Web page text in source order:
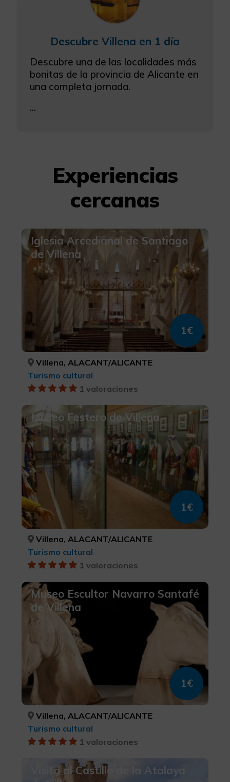
Descubre Villena en 1 día
Descubre una de las localidades más
bonitas de la provincia de Alicante en
una completa jornada.
...
Experiencias
cercanas
Iglesia Arcedianal de Santiago
de Villena
1€
Villena, ALACANT/ALICANTE
Turismo cultural
1 valoraciones
Museo Festero de Villena
1€
Villena, ALACANT/ALICANTE
Turismo cultural
1 valoraciones
Museo Escultor Navarro Santafé
de Villena
1€
Villena, ALACANT/ALICANTE
Turismo cultural
1 valoraciones
Visita al Castillo de la Atalaya